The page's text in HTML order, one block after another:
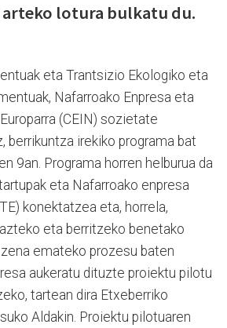
lotura bulkatu du.
eta Trantsizio Ekologiko eta
Nafarroako Enpresa eta
(CEIN) sozietate
berrikuntza irekiko programa bat
9an. Programa horren helburua da
eta Nafarroako enpresa
konektatzea eta, horrela,
eta berritzeko benetako
emateko prozesu baten
aukeratu dituzte proiektu pilotu
tartean dira Etxeberriko
Aldakin. Proiektu pilotuaren